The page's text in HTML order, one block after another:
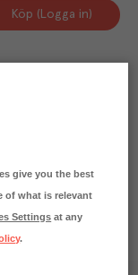
Köp (Logga in)
give you the best
of what is relevant
Settings at any
.